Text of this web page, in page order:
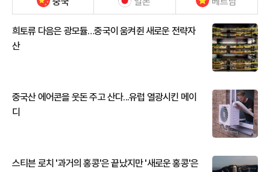
희토류 다음은 광모듈…중국이 움켜쥔 새로운 전략자
산
중국산 에어콘을 웃돈 주고 산다...유럽 열광시킨 메이
디
스티븐 로치 '과거의 홍콩'은 끝났지만 '새로운 홍콩'은